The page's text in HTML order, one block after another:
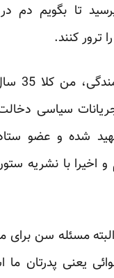
تا بگویم دم
ترور کنند.
ما: با
سیاسی
شده و عضو ستاد
و اخیرا با نشریه
مسئله سن برای
یعنی پدرتان ما